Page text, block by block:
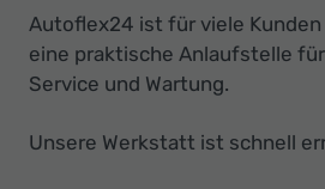
Autoflex24 ist für viele Kunden
eine praktische Anlaufstelle
Service und Wartung.
Unsere Werkstatt ist schnell